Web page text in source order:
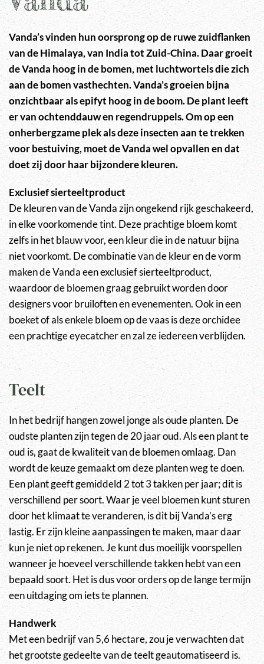
Vanda’s vinden hun oorsprong op de ruwe zuidflanken
van de Himalaya, van India tot Zuid-China. Daar groeit
de Vanda hoog in de bomen, met luchtwortels die zich
aan de bomen vasthechten. Vanda’s groeien bijna
onzichtbaar als epifyt hoog in de boom. De plant leeft
er van ochtenddauw en regendruppels. Om op een
onherbergzame plek als deze insecten aan te trekken
voor bestuiving, moet de Vanda wel opvallen en dat
doet zij door haar bijzondere kleuren.
Exclusief sierteeltproduct
De kleuren van de Vanda zijn ongekend rijk geschakeerd,
in elke voorkomende tint. Deze prachtige bloem komt
zelfs in het blauw voor, een kleur die in de natuur bijna
niet voorkomt. De combinatie van de kleur en de vorm
maken de Vanda een exclusief sierteeltproduct,
waardoor de bloemen graag gebruikt worden door
designers voor bruiloften en evenementen. Ook in een
boeket of als enkele bloem op de vaas is deze orchidee
een prachtige eyecatcher en zal ze iedereen verblijden.
Teelt
In het bedrijf hangen zowel jonge als oude planten. De
oudste planten zijn tegen de 20 jaar oud. Als een plant te
oud is, gaat de kwaliteit van de bloemen omlaag. Dan
wordt de keuze gemaakt om deze planten weg te doen.
Een plant geeft gemiddeld 2 tot 3 takken per jaar; dit is
verschillend per soort. Waar je veel bloemen kunt sturen
door het klimaat te veranderen, is dit bij Vanda’s erg
lastig. Er zijn kleine aanpassingen te maken, maar daar
kun je niet op rekenen. Je kunt dus moeilijk voorspellen
wanneer je hoeveel verschillende takken hebt van een
bepaald soort. Het is dus voor orders op de lange termijn
een uitdaging om iets te plannen.
Handwerk
Met een bedrijf van 5,6 hectare, zou je verwachten dat
het grootste gedeelte van de teelt geautomatiseerd is.